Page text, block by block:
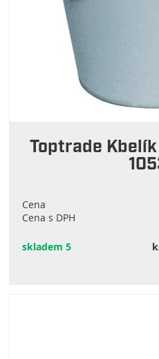
Toptrade
Cena
Cena s DPH
skladem 5